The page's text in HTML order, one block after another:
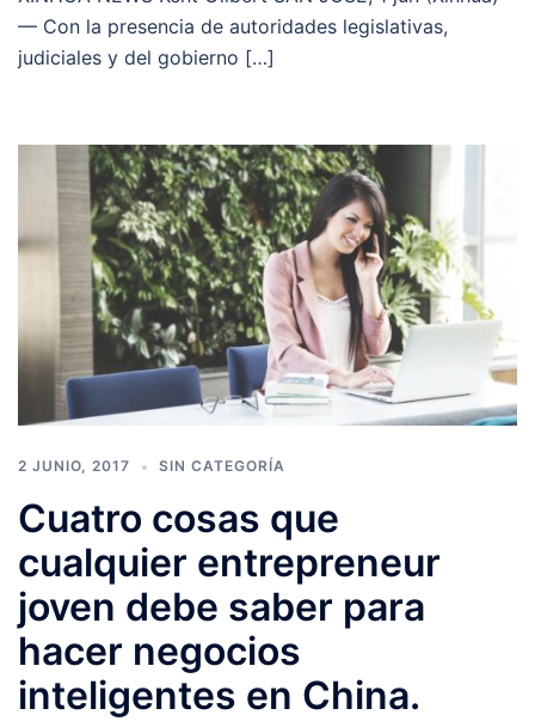
— Con la presencia de autoridades legislativas,
judiciales y del gobierno […]
2 JUNIO, 2017 SIN CATEGORÍA
Cuatro cosas que
cualquier entrepreneur
joven debe saber para
hacer negocios
inteligentes en China.